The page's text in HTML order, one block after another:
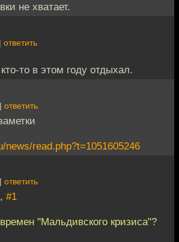
не хватает.
| ответить
то в этом году отдыхал.
| ответить
news/read.php?t=1051605246
| ответить
#1
"Мальдивского кризиса"?